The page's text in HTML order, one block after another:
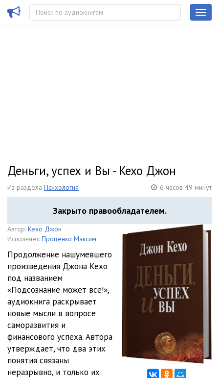
Деньги, успех и Вы - Кехо Джон
Из раздела Психология 6 часов 49 минут
Закрыто правообладателем.
Автор: Кехо Джон
Исполняет: Проценко Максим
Продолжение нашумевшего
произведения Джона Кехо
под названием
«Подсознание может все!»,
аудиокнига раскрывает
новые мысли в вопросе
саморазвития и
финансового успеха. Автора
утверждает, что два этих
понятия связаны
неразрывно, и только их